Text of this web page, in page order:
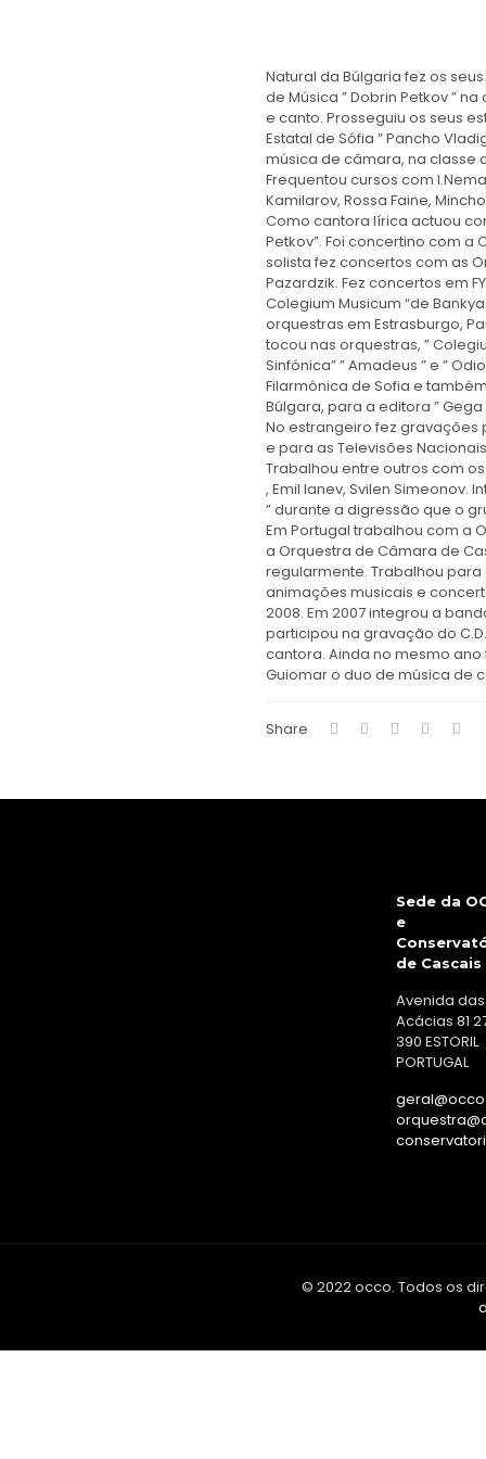
Natural da Búlgaria fez os
de Música ” Dobrin Petkov ”
e canto. Prosseguiu os seus
Estatal de Sófia ” Pancho
música de câmara, na classe
Frequentou cursos com
Kamilarov, Rossa Faine,
Como cantora lírica actuou
Petkov”. Foi concertino com a
solista fez concertos com as
Pazardzik. Fez concertos em
Colegium Musicum “de
orquestras em Estrasburgo,
tocou nas orquestras, ”
Sinfónica” ” Amadeus ” e ”
Filarmónica de Sofia e
Búlgara, para a editora ” Gega
No estrangeiro fez gravações
e para as Televisões
Trabalhou entre outros com
, Emil Ianev, Svilen Simeonov.
” durante a digressão que o
Em Portugal trabalhou com a
a Orquestra de Câmara de
regularmente. Trabalhou para
animações musicais e
2008. Em 2007 integrou a
participou na gravação do
cantora. Ainda no mesmo
Guiomar o duo de música de
Share
Sede da
e
de Cascais
Avenida das
Acácias 81
390 ESTORIL
PORTUGAL
© 2022 occo. Todos os